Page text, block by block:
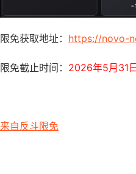
限免获取地址： https://novo-
限免截止时间： 2026年5月31
来自反斗限免